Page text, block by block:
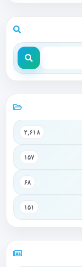
۲,۶۱۸
۱۵۷
۶۸
۱۵۱